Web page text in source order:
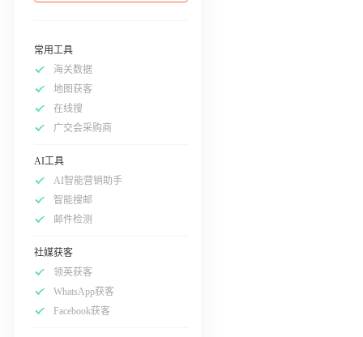
常用工具
海关数据
地图获客
在线搜
广交会采购商
AI工具
AI智能营销助手
智能搜邮
邮件检测
社媒获客
领英获客
WhatsApp获客
Facebook获客